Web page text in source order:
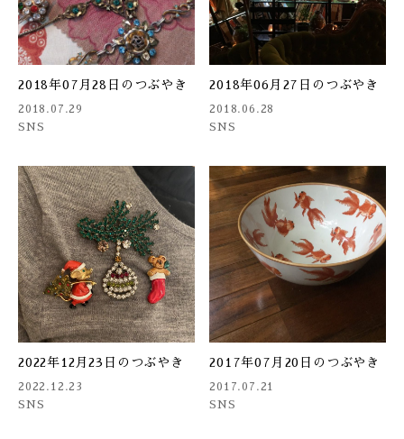
2018年07月28日のつぶやき
2018.07.29
SNS
2018年06月27日のつぶやき
2018.06.28
SNS
2022年12月23日のつぶやき
2022.12.23
SNS
2017年07月20日のつぶやき
2017.07.21
SNS